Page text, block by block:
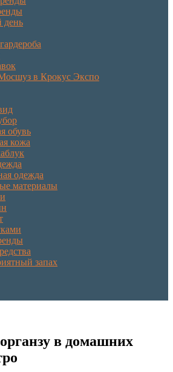
день
в Крокус Экспо
обувь
кожа
одежда
материалы
запах
в домашних